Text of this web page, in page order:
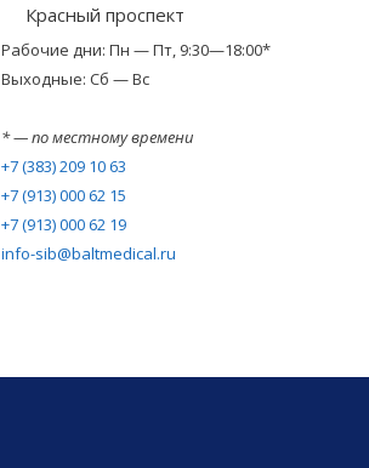
Красный проспект
Рабочие дни: Пн — Пт, 9:30—18:00*
Выходные: Сб — Вс
* — по местному времени
+7 (383) 209 10 63
+7 (913) 000 62 15
+7 (913) 000 62 19
info-sib@baltmedical.ru